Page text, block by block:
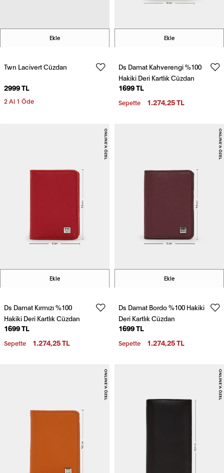
Ekle
Twn Lacivert Cüzdan
2999 TL
2 Al 1 Öde
Ekle
Ds Damat Kahverengi %100
Hakiki Deri Kartlık Cüzdan
1699 TL
Sepette 1.274,25 TL
Ekle
Ds Damat Kırmızı %100
Hakiki Deri Kartlık Cüzdan
1699 TL
Sepette 1.274,25 TL
Ekle
Ds Damat Bordo %100 Hakiki
Deri Kartlık Cüzdan
1699 TL
Sepette 1.274,25 TL